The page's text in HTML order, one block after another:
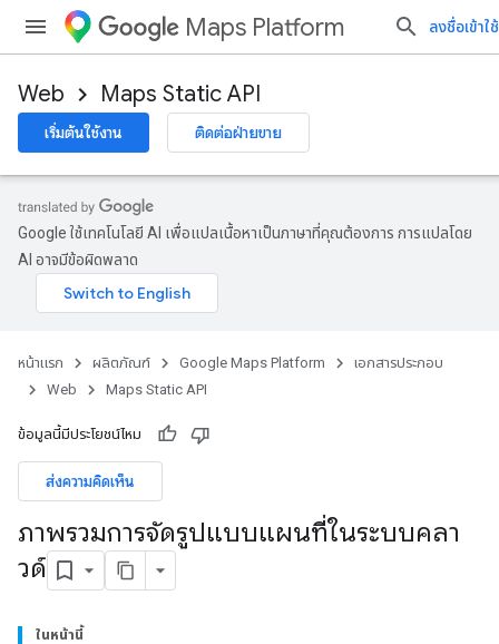
Maps Platform ลงชื่อเข้าใช้
Web Maps Static API
เริ่มต้นใช้งาน ติดต่อฝ่ายขาย
Google ใช้เทคโนโลยี AI เพื่อแปลเนื้อหาเป็นภาษาที่คุณต้องการ การแปลโดย
AI อาจมีข้อผิดพลาด
หน้าแรก ผลิตภัณฑ์ Google Maps Platform
เอกสารประกอบ
Web
Maps Static API
ข้อมูลนี้มีประโยชน์ไหม
ส่งความคิดเห็น
ภาพรวมการจัดรูปแบบแผนที่ในระบบคลา
วด์
ในหน้านี้